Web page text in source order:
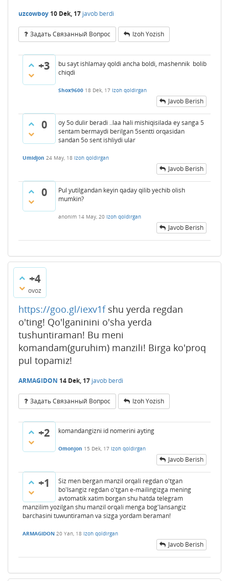
uzcowboy 10 Dek, 17 javob berdi
Задать Связанный Вопрос Izoh Yozish
+3
bu sayt ishlamay qoldi ancha boldi, mashennik bolib
chiqdi
Shox9600 18 Dek, 17 Izoh qoldirgan
Javob Berish
0
oy 5o dulir beradi ..laa hali mishiqisilada ey sanga 5
sentam bermaydi berilgan 5sentti orqasidan
sandan 5o sent ishliydi ular
Umidjon 24 May, 18 Izoh qoldirgan
Javob Berish
0
Pul yutilgandan keyin qaday qilib yechib olish
mumkin?
anonim 14 May, 20 Izoh qoldirgan
Javob Berish
+4
ovoz
https://goo.gl/iexv1fshu yerda regdan
o'ting! Qo'lganinini o'sha yerda
tushuntiraman! Bu meni
komandam(guruhim) manzili! Birga ko'proq
pul topamiz!
ARMAGIDON 14 Dek, 17 javob berdi
Задать Связанный Вопрос Izoh Yozish
+2 komandangizni id nomerini ayting
Omonjon 15 Dek, 17 Izoh qoldirgan
Javob Berish
+1
Siz men bergan manzil orqali regdan o'tgan
bo'lsangiz regdan o'tgan e-mailingizga mening
avtomatik xatim borgan shu hatda telegram
manzilim yozilgan shu manzil orqali menga bog'lansangiz
barchasini tuwuntiraman va sizga yordam beraman!
ARMAGIDON 20 Yan, 18 Izoh qoldirgan
Javob Berish